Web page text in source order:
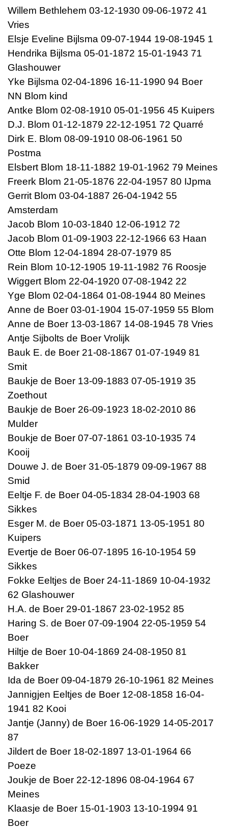
Willem Bethlehem 03-12-1930 09-06-1972 41
Vries
Elsje Eveline Bijlsma 09-07-1944 19-08-1945 1
Hendrika Bijlsma 05-01-1872 15-01-1943 71
Glashouwer
Yke Bijlsma 02-04-1896 16-11-1990 94 Boer
NN Blom kind
Antke Blom 02-08-1910 05-01-1956 45 Kuipers
D.J. Blom 01-12-1879 22-12-1951 72 Quarré
Dirk E. Blom 08-09-1910 08-06-1961 50
Postma
Elsbert Blom 18-11-1882 19-01-1962 79 Meines
Freerk Blom 21-05-1876 22-04-1957 80 IJpma
Gerrit Blom 03-04-1887 26-04-1942 55
Amsterdam
Jacob Blom 10-03-1840 12-06-1912 72
Jacob Blom 01-09-1903 22-12-1966 63 Haan
Otte Blom 12-04-1894 28-07-1979 85
Rein Blom 10-12-1905 19-11-1982 76 Roosje
Wiggert Blom 22-04-1920 07-08-1942 22
Yge Blom 02-04-1864 01-08-1944 80 Meines
Anne de Boer 03-01-1904 15-07-1959 55 Blom
Anne de Boer 13-03-1867 14-08-1945 78 Vries
Antje Sijbolts de Boer Vrolijk
Bauk E. de Boer 21-08-1867 01-07-1949 81
Smit
Baukje de Boer 13-09-1883 07-05-1919 35
Zoethout
Baukje de Boer 26-09-1923 18-02-2010 86
Mulder
Boukje de Boer 07-07-1861 03-10-1935 74
Kooij
Douwe J. de Boer 31-05-1879 09-09-1967 88
Smid
Eeltje F. de Boer 04-05-1834 28-04-1903 68
Sikkes
Esger M. de Boer 05-03-1871 13-05-1951 80
Kuipers
Evertje de Boer 06-07-1895 16-10-1954 59
Sikkes
Fokke Eeltjes de Boer 24-11-1869 10-04-1932
62 Glashouwer
H.A. de Boer 29-01-1867 23-02-1952 85
Haring S. de Boer 07-09-1904 22-05-1959 54
Boer
Hiltje de Boer 10-04-1869 24-08-1950 81
Bakker
Ida de Boer 09-04-1879 26-10-1961 82 Meines
Jannigjen Eeltjes de Boer 12-08-1858 16-04-
1941 82 Kooi
Jantje (Janny) de Boer 16-06-1929 14-05-2017
87
Jildert de Boer 18-02-1897 13-01-1964 66
Poeze
Joukje de Boer 22-12-1896 08-04-1964 67
Meines
Klaasje de Boer 15-01-1903 13-10-1994 91
Boer